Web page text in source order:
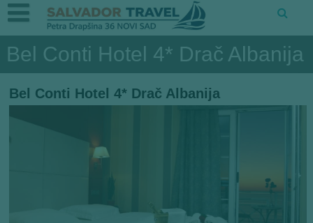
Bel Conti Hotel 4* Drač Albanija
Bel Conti Hotel 4* Drač Albanija